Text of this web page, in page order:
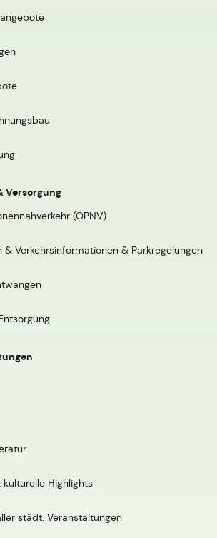
Versorgung
(ÖPNV)
& Verkehrsinformationen & Parkregelungen
Highlights
städt. Veranstaltungen